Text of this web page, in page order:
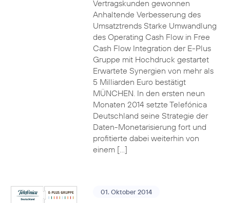
Vertragskunden gewonnen
Anhaltende Verbesserung des
Umsatztrends Starke Umwandlung
des Operating Cash Flow in Free
Cash Flow Integration der E-Plus
Gruppe mit Hochdruck gestartet
Erwartete Synergien von mehr als
5 Milliarden Euro bestätigt
MÜNCHEN. In den ersten neun
Monaten 2014 setzte Telefónica
Deutschland seine Strategie der
Daten-Monetarisierung fort und
profitierte dabei weiterhin von
einem […]
01. Oktober 2014